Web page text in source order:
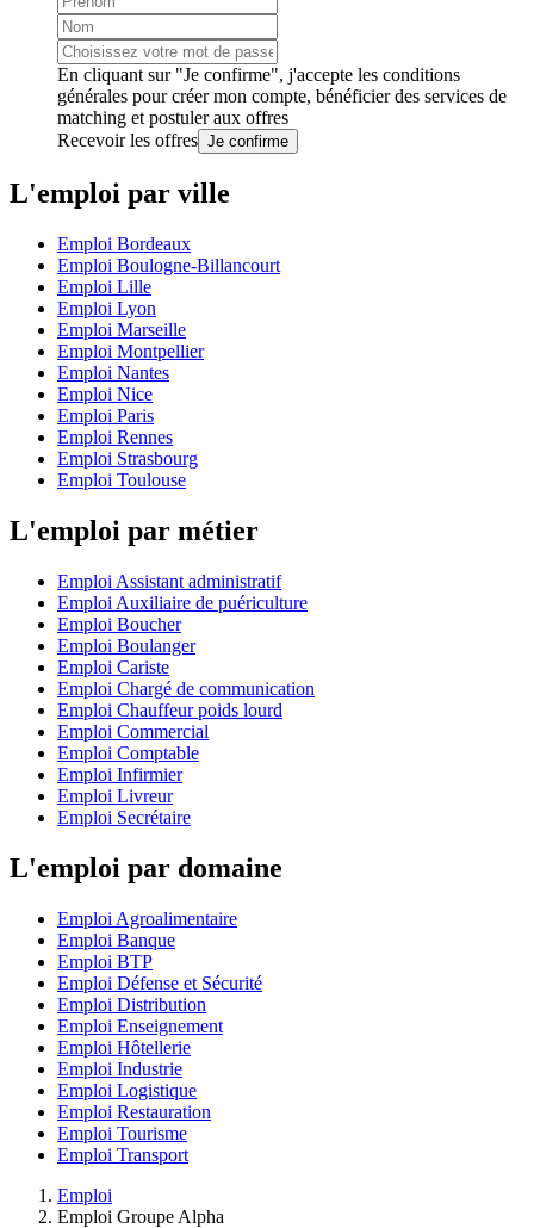
En cliquant sur "Je confirme", j'accepte les conditions
générales pour créer mon compte, bénéficier des services de
matching et postuler aux offres
Recevoir les offres Je confirme
L'emploi par ville
Emploi Bordeaux
Emploi Boulogne-Billancourt
Emploi Lille
Emploi Lyon
Emploi Marseille
Emploi Montpellier
Emploi Nantes
Emploi Nice
Emploi Paris
Emploi Rennes
Emploi Strasbourg
Emploi Toulouse
L'emploi par métier
Emploi Assistant administratif
Emploi Auxiliaire de puériculture
Emploi Boucher
Emploi Boulanger
Emploi Cariste
Emploi Chargé de communication
Emploi Chauffeur poids lourd
Emploi Commercial
Emploi Comptable
Emploi Infirmier
Emploi Livreur
Emploi Secrétaire
L'emploi par domaine
Emploi Agroalimentaire
Emploi Banque
Emploi BTP
Emploi Défense et Sécurité
Emploi Distribution
Emploi Enseignement
Emploi Hôtellerie
Emploi Industrie
Emploi Logistique
Emploi Restauration
Emploi Tourisme
Emploi Transport
Emploi
Emploi Groupe Alpha